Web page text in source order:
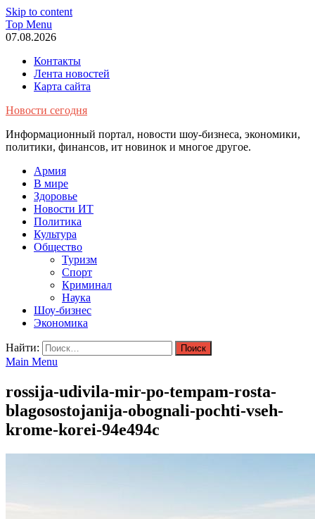
Skip to content
Top Menu
07.08.2026
Контакты
Лента новостей
Карта сайта
Новости сегодня
Информационный портал, новости шоу-бизнеса, экономики,
политики, финансов, ит новинок и многое другое.
Армия
В мире
Здоровье
Новости ИТ
Политика
Культура
Общество
Туризм
Спорт
Криминал
Наука
Шоу-бизнес
Экономика
Найти:
Main Menu
rossija-udivila-mir-po-tempam-rosta-
blagosostojanija-obognali-pochti-vseh-
krome-korei-94e494c